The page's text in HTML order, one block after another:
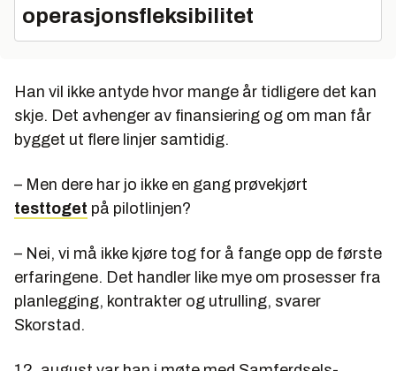
operasjonsfleksibilitet
Han vil ikke antyde hvor mange år tidligere det kan
skje. Det avhenger av finansiering og om man får
bygget ut flere linjer samtidig.
– Men dere har jo ikke en gang prøvekjørt
testtoget på pilotlinjen?
– Nei, vi må ikke kjøre tog for å fange opp de første
erfaringene. Det handler like mye om prosesser fra
planlegging, kontrakter og utrulling, svarer
Skorstad.